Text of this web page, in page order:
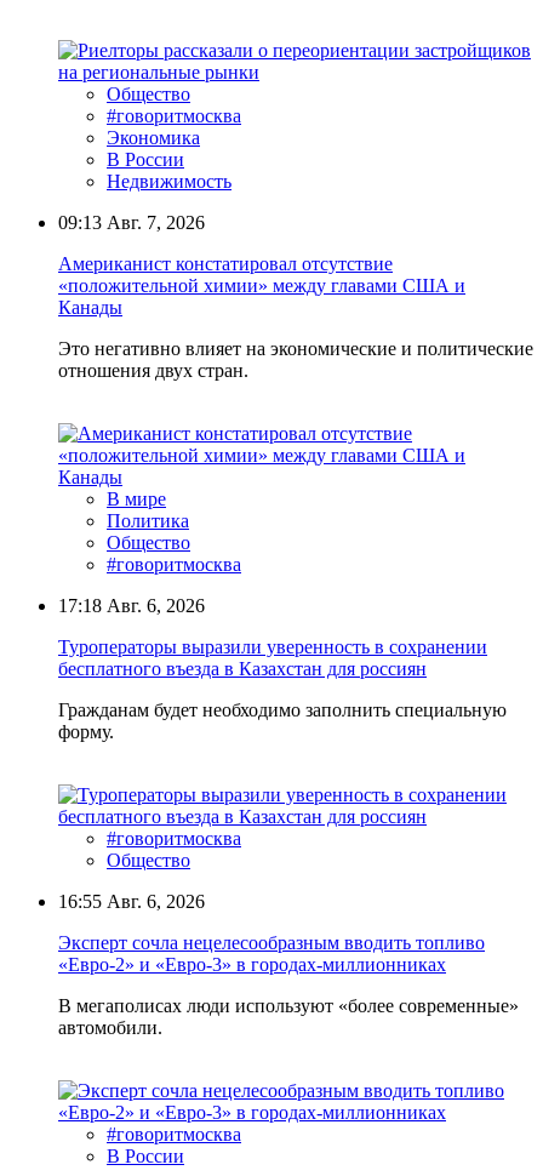
Общество
#говоритмосква
Экономика
В России
Недвижимость
09:13 Авг. 7, 2026
Американист констатировал отсутствие
«положительной химии» между главами США и
Канады
Это негативно влияет на экономические и политические
отношения двух стран.
В мире
Политика
Общество
#говоритмосква
17:18 Авг. 6, 2026
Туроператоры выразили уверенность в сохранении
бесплатного въезда в Казахстан для россиян
Гражданам будет необходимо заполнить специальную
форму.
#говоритмосква
Общество
16:55 Авг. 6, 2026
Эксперт сочла нецелесообразным вводить топливо
«Евро-2» и «Евро-3» в городах-миллионниках
В мегаполисах люди используют «более современные»
автомобили.
#говоритмосква
В России